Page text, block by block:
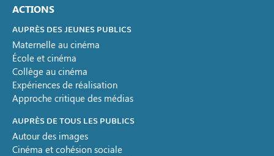
ACTIONS
AUPRÈS DES JEUNES PUBLICS
Maternelle au cinéma
École et cinéma
Collège au cinéma
Expériences de réalisation
Approche critique des médias
AUPRÈS DE TOUS LES PUBLICS
Autour des images
Cinéma et cohésion sociale